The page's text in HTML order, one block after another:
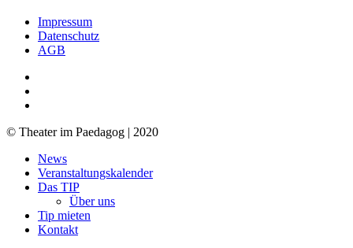
Impressum
Datenschutz
AGB
© Theater im Paedagog | 2020
Close
Menu
News
Veranstaltungskalender
Das TIP
Über uns
Tip mieten
Kontakt